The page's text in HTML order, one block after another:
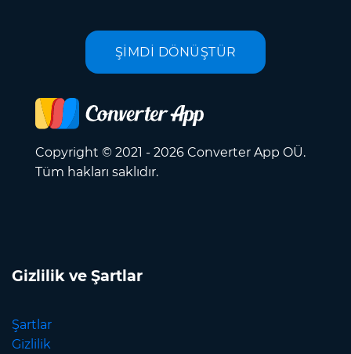
ŞİMDİ DÖNÜŞTÜR
Copyright © 2021 - 2026 Converter App OÜ.
Tüm hakları saklıdır.
Gizlilik ve Şartlar
Şartlar
Gizlilik